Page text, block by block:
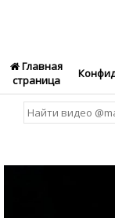
Главная
страница